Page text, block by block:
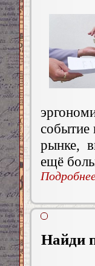
событие
рынке,
ещё
Найди